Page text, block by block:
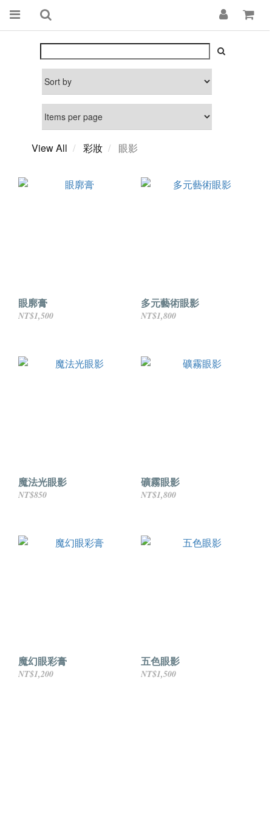
View All 彩妝 眼影
眼廓膏
NT$1,500
多元藝術眼影
NT$1,800
魔法光眼影
NT$850
礦霧眼影
NT$1,800
魔幻眼彩膏
NT$1,200
五色眼影
NT$1,500